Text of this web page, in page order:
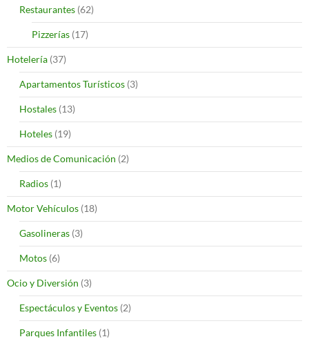
Restaurantes (62)
Pizzerías (17)
Hotelería (37)
Apartamentos Turísticos (3)
Hostales (13)
Hoteles (19)
Medios de Comunicación (2)
Radios (1)
Motor Vehículos (18)
Gasolineras (3)
Motos (6)
Ocio y Diversión (3)
Espectáculos y Eventos (2)
Parques Infantiles (1)